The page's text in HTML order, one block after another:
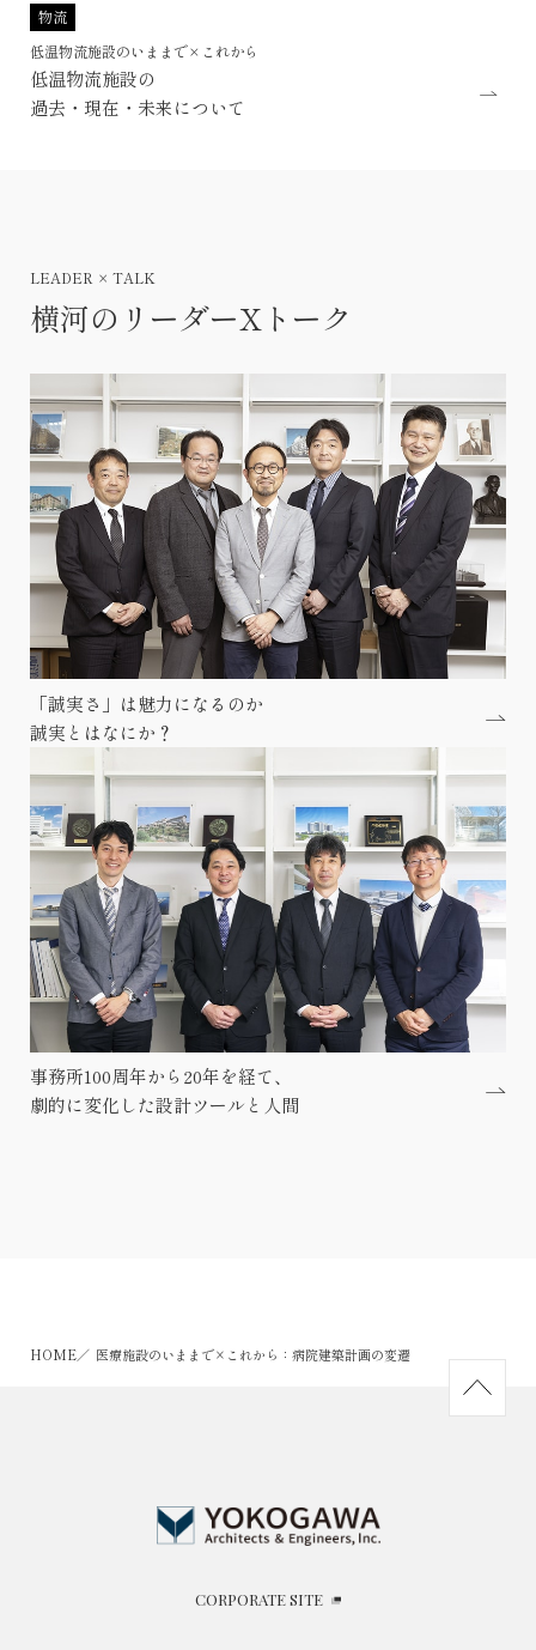
物流
低温物流施設のいままで×これから
低温物流施設の
過去・現在・未来について
LEADER × TALK
横河のリーダーXトーク
「誠実さ」は魅力になるのか
誠実とはなにか？
事務所100周年から20年を経て、
劇的に変化した設計ツールと人間
HOME 医療施設のいままで×これから：病院建築計画の変遷
CORPORATE SITE